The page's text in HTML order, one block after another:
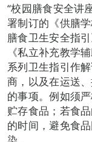
“校园膳食安全讲
署制订的《供膳
膳食卫生安全指
《私立补充教学
系列卫生指引作
商，以及在运送
的事项。例如须
贮存食品；若食
的时间，避免食